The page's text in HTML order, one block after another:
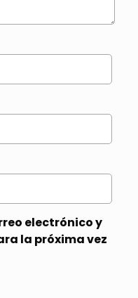
electrónico y
la próxima vez